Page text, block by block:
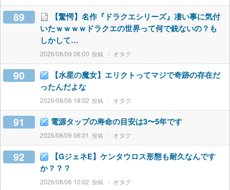
89
【驚愕】名作『ドラクエシリーズ』凄い事に気付
いたｗｗｗｗドラクエの世界って何で銃ないの？も
しかして…
2026/08/09 06:00 オタク
90
【水星の魔女】エリクトってマジで奇跡の存在だ
ったんだよな
2026/08/06 18:02 オタク
91 電源タップの寿命の目安は3〜5年です
2026/08/09 06:01 オタク
92
【GジェネE】ケンタウロス形態も耐久なんです
か？？？
2026/08/06 10:02 オタク